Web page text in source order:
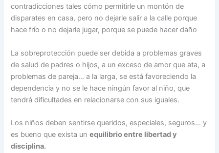
contradicciones tales cómo permitirle un montón de
disparates en casa, pero no dejarle salir a la calle porque
hace frío o no dejarle jugar, porque se puede hacer daño
La sobreprotección puede ser debida a problemas graves
de salud de padres o hijos, a un exceso de amor que ata, a
problemas de pareja… a la larga, se está favoreciendo la
dependencia y no se le hace ningún favor al niño, que
tendrá dificultades en relacionarse con sus iguales.
Los niños deben sentirse queridos, especiales, seguros… y
es bueno que exista unequilibrio entre libertad y
disciplina.